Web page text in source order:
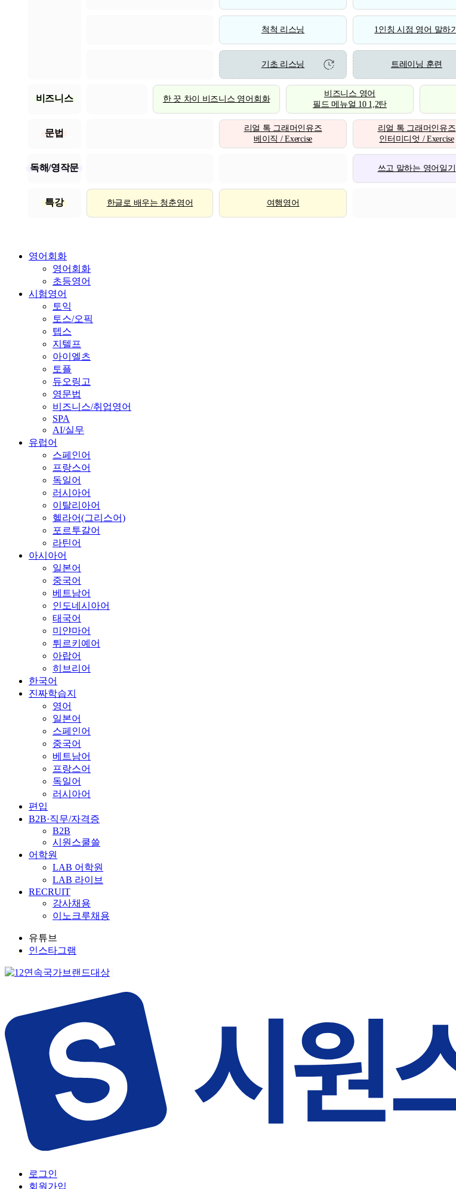
척척 리스닝 1인칭 시점 영어 말하기
기초 리스닝 트레이닝 훈련
비즈니스 한 끗 차이 비즈니스 영어회화
비즈니스 영어
필드 메뉴얼 10 1,2탄
문법
리얼 톡 그래머인유즈
베이직 / Exercise
리얼 톡 그래머인유즈
인터미디엇 / Exercise
독해/영작문 쓰고 말하는 영어일기
특강 한글로 배우는 청춘영어 여행영어
영어회화
영어회화
초등영어
시험영어
토익
토스/오픽
텝스
지텔프
아이엘츠
토플
듀오링고
영문법
비즈니스/취업영어
SPA
AI/실무
유럽어
스페인어
프랑스어
독일어
러시아어
이탈리아어
헬라어(그리스어)
포르투갈어
라틴어
아시아어
일본어
중국어
베트남어
인도네시아어
태국어
미얀마어
튀르키예어
아랍어
히브리어
한국어
진짜학습지
영어
일본어
스페인어
중국어
베트남어
프랑스어
독일어
러시아어
편입
B2B·직무/자격증
B2B
시원스쿨쓸
어학원
LAB 어학원
LAB 라이브
RECRUIT
강사채용
이노크루채용
유튜브
인스타그램
로그인
회원가입